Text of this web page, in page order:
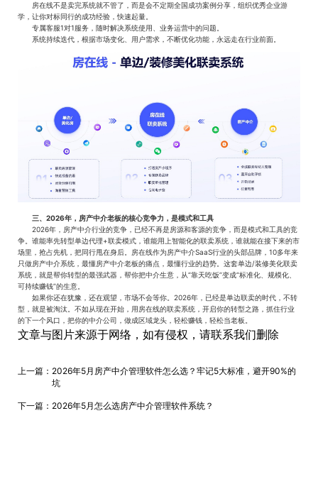
房在线不是卖完系统就不管了，而是会不定期全国成功案例分享，组织优秀企业游
学，让你对标同行的成功经验，快速起量。
专属客服1对1服务，随时解决系统使用、业务运营中的问题。
系统持续迭代，根据市场变化、用户需求，不断优化功能，永远走在行业前面。
三、2026年，房产中介老板的核心竞争力，是模式和工具
2026年，房产中介行业的竞争，已经不再是房源和客源的竞争，而是模式和工具的竞
争。谁能率先转型单边代理+联卖模式，谁能用上智能化的联卖系统，谁就能在接下来的市
场里，抢占先机，把同行甩在身后。房在线作为房产中介SaaS行业的头部品牌，10多年来
只做房产中介系统，最懂房产中介老板的痛点，最懂行业的趋势。这套单边/装修美化联卖
系统，就是帮你转型的最强武器，帮你把中介生意，从“靠天吃饭”变成“标准化、规模化、
可持续赚钱”的生意。
如果你还在犹豫，还在观望，市场不会等你。2026年，已经是单边联卖的时代，不转
型，就是被淘汰。不如从现在开始，用房在线的联卖系统，开启你的转型之路，抓住行业
的下一个风口，把你的中介公司，做成区域龙头，轻松赚钱，轻松当老板。
文章与图片来源于网络，如有侵权，请联系我们删除
上一篇： 2026年5月房产中介管理软件怎么选？牢记5大标准，避开90%的
坑
下一篇： 2026年5月怎么选房产中介管理软件系统？